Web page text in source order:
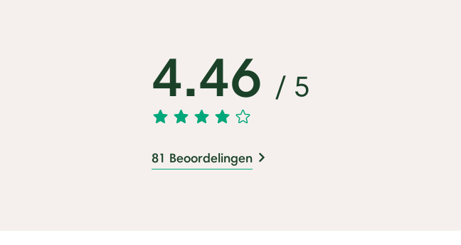
4.46 / 5
81 Beoordelingen